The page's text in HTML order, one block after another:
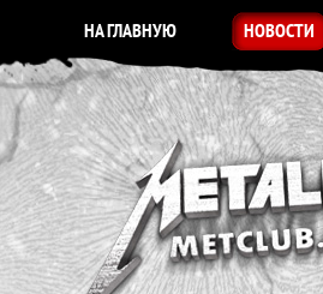
НА ГЛАВНУЮ НОВОСТИ